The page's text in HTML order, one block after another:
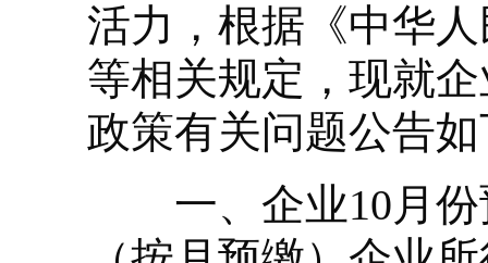
活力，根据《中华
等相关规定，现就
政策有关问题公告
一、企业10月份